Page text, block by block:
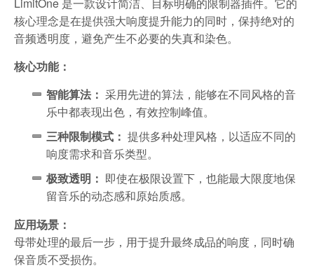
核心理念是在提供强大响度提升能力的同时，保持绝对的
音频透明度，避免产生不必要的失真和染色。
核心功能：
智能算法： 采用先进的算法，能够在不同风格的音
乐中都表现出色，有效控制峰值。
三种限制模式： 提供多种处理风格，以适应不同的
响度需求和音乐类型。
极致透明： 即使在极限设置下，也能最大限度地保
留音乐的动态感和原始质感。
应用场景：
母带处理的最后一步，用于提升最终成品的响度，同时确
保音质不受损伤。